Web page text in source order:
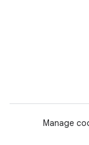
Manage